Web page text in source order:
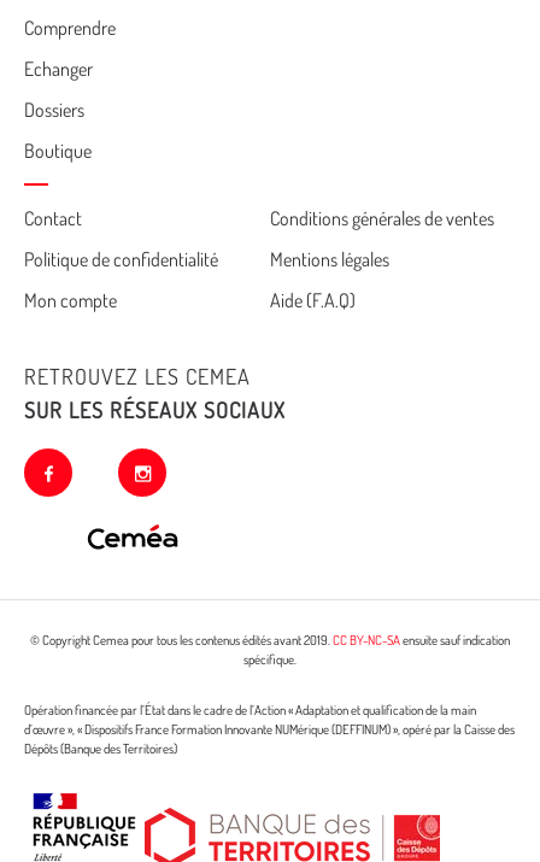
Comprendre
Echanger
Dossiers
Boutique
Cemea
footer
Contact
Conditions générales de ventes
Politique de confidentialité
Mentions légales
Mon compte
Aide (F.A.Q)
RETROUVEZ LES CEMEA
SUR LES RÉSEAUX SOCIAUX
facebook instagram
© Copyright Cemea pour tous les contenus édités avant 2019.CC BY-NC-SAensuite sauf indication
spécifique.
Opération financée par l’État dans le cadre de l’Action « Adaptation et qualification de la main
d’œuvre », « Dispositifs France Formation Innovante NUMérique (DEFFINUM) », opéré par la Caisse des
Dépôts (Banque des Territoires)